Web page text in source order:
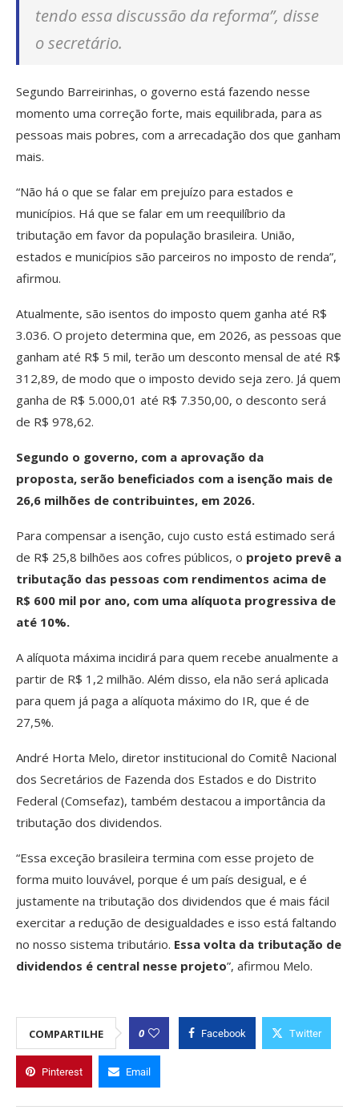
tendo essa discussão da reforma”, disse
o secretário.
Segundo Barreirinhas, o governo está fazendo nesse
momento uma correção forte, mais equilibrada, para as
pessoas mais pobres, com a arrecadação dos que ganham
mais.
“Não há o que se falar em prejuízo para estados e
municípios. Há que se falar em um reequilíbrio da
tributação em favor da população brasileira. União,
estados e municípios são parceiros no imposto de renda”,
afirmou.
Atualmente, são isentos do imposto quem ganha até R$
3.036. O projeto determina que, em 2026, as pessoas que
ganham até R$ 5 mil, terão um desconto mensal de até R$
312,89, de modo que o imposto devido seja zero. Já quem
ganha de R$ 5.000,01 até R$ 7.350,00, o desconto será
de R$ 978,62.
Segundo o governo, com a aprovação da
proposta, serão beneficiados com a isenção mais de
26,6 milhões de contribuintes, em 2026.
Para compensar a isenção, cujo custo está estimado será
de R$ 25,8 bilhões aos cofres públicos, o projeto prevê a
tributação das pessoas com rendimentos acima de
R$ 600 mil por ano, com uma alíquota progressiva de
até 10%.
A alíquota máxima incidirá para quem recebe anualmente a
partir de R$ 1,2 milhão. Além disso, ela não será aplicada
para quem já paga a alíquota máximo do IR, que é de
27,5%.
André Horta Melo, diretor institucional do Comitê Nacional
dos Secretários de Fazenda dos Estados e do Distrito
Federal (Comsefaz), também destacou a importância da
tributação dos dividendos.
“Essa exceção brasileira termina com esse projeto de
forma muito louvável, porque é um país desigual, e é
justamente na tributação dos dividendos que é mais fácil
exercitar a redução de desigualdades e isso está faltando
no nosso sistema tributário. Essa volta da tributação de
dividendos é central nesse projeto”, afirmou Melo.
COMPARTILHE 0 Facebook Twitter
Pinterest Email